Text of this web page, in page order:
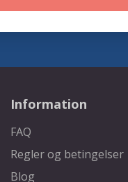
Information
FAQ
Regler og betingelser
Blog